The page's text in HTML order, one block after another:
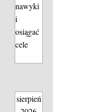
nawyki
i
osiągać
cele
sierpień